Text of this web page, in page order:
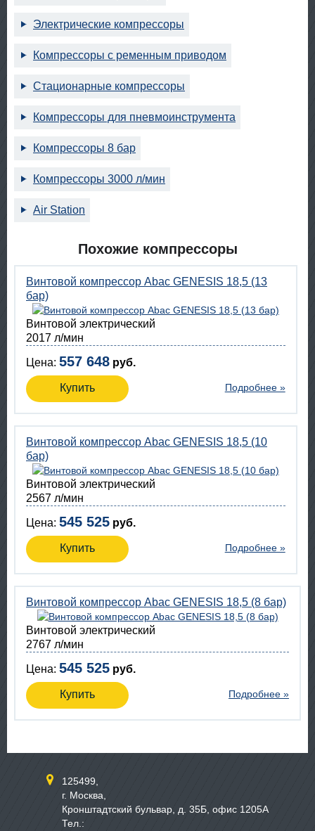
Электрические компрессоры
Компрессоры с ременным приводом
Стационарные компрессоры
Компрессоры для пневмоинструмента
Компрессоры 8 бар
Компрессоры 3000 л/мин
Air Station
Похожие компрессоры
Винтовой компрессор Abac GENESIS 18,5 (13
бар)
Винтовой электрический
2017 л/мин
Цена: 557 648 руб.
Купить Подробнее »
Винтовой компрессор Abac GENESIS 18,5 (10
бар)
Винтовой электрический
2567 л/мин
Цена: 545 525 руб.
Купить Подробнее »
Винтовой компрессор Abac GENESIS 18,5 (8 бар)
Винтовой электрический
2767 л/мин
Цена: 545 525 руб.
Купить Подробнее »
125499,
г. Москва,
Кронштадтский бульвар, д. 35Б, офис 1205А
Тел.: